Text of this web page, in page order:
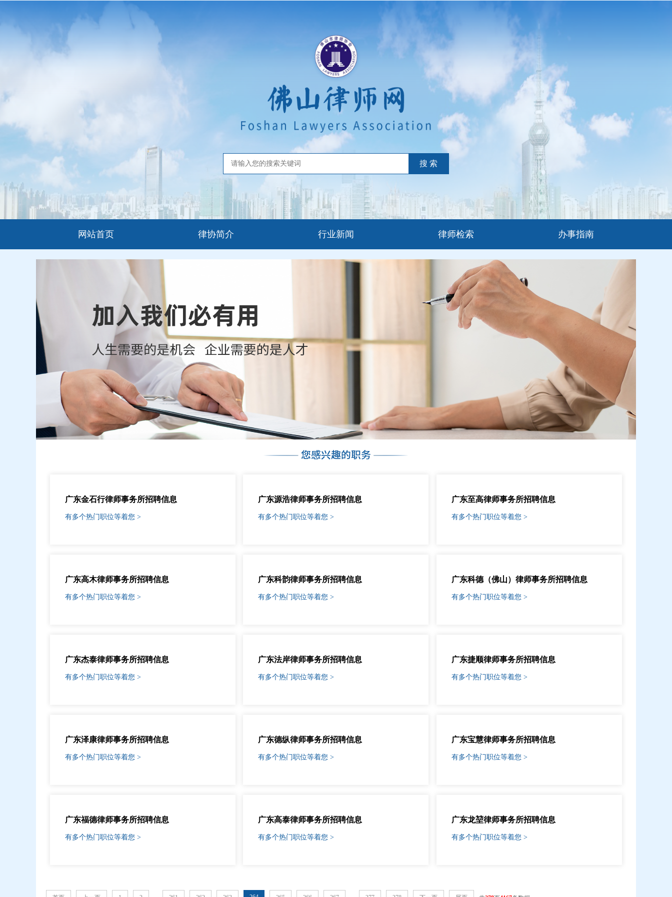
网站首页 律协简介 行业新闻 律师检索 办事指南
广东金石行律师事务所招聘信息
有多个热门职位等着您 >
广东源浩律师事务所招聘信息
有多个热门职位等着您 >
广东至高律师事务所招聘信息
有多个热门职位等着您 >
广东高木律师事务所招聘信息
有多个热门职位等着您 >
广东科韵律师事务所招聘信息
有多个热门职位等着您 >
广东科德（佛山）律师事务所招聘信息
有多个热门职位等着您 >
广东杰泰律师事务所招聘信息
有多个热门职位等着您 >
广东法岸律师事务所招聘信息
有多个热门职位等着您 >
广东捷顺律师事务所招聘信息
有多个热门职位等着您 >
广东泽康律师事务所招聘信息
有多个热门职位等着您 >
广东德纵律师事务所招聘信息
有多个热门职位等着您 >
广东宝慧律师事务所招聘信息
有多个热门职位等着您 >
广东福德律师事务所招聘信息
有多个热门职位等着您 >
广东高泰律师事务所招聘信息
有多个热门职位等着您 >
广东龙堃律师事务所招聘信息
有多个热门职位等着您 >